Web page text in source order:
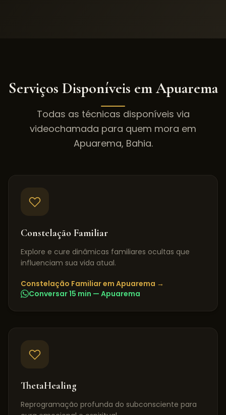
Serviços Disponíveis emApuarema
Todas as técnicas disponíveis via
videochamada para quem mora em
Apuarema, Bahia.
Constelação Familiar
Explore e cure dinâmicas familiares ocultas que
influenciam sua vida atual.
Constelação Familiarem Apuarema →
Conversar 15 min — Apuarema
ThetaHealing
Reprogramação profunda do subconsciente para